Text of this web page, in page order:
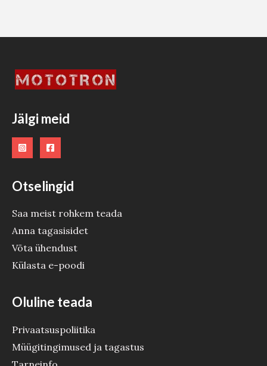
Jälgi meid
Otselingid
Saa meist rohkem teada
Anna tagasisidet
Võta ühendust
Külasta e-poodi
Oluline teada
Privaatsuspoliitika
Müügitingimused ja tagastus